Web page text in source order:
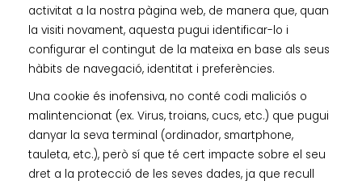
activitat a la nostra pàgina web, de manera que, quan
la visiti novament, aquesta pugui identificar-lo i
configurar el contingut de la mateixa en base als seus
hàbits de navegació, identitat i preferències.
Una cookie és inofensiva, no conté codi maliciós o
malintencionat (ex. Virus, troians, cucs, etc.) que pugui
danyar la seva terminal (ordinador, smartphone,
tauleta, etc.), però sí que té cert impacte sobre el seu
dret a la protecció de les seves dades, ja que recull